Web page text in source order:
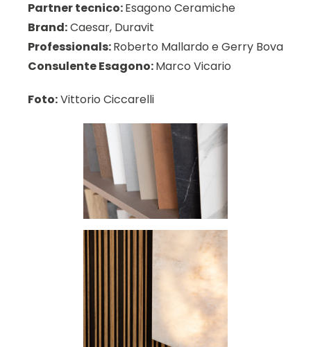
Partner tecnico:Esagono Ceramiche
Brand:Caesar, Duravit
Professionals:Roberto Mallardo e Gerry Bova
Consulente Esagono:Marco Vicario
Foto:Vittorio Ciccarelli